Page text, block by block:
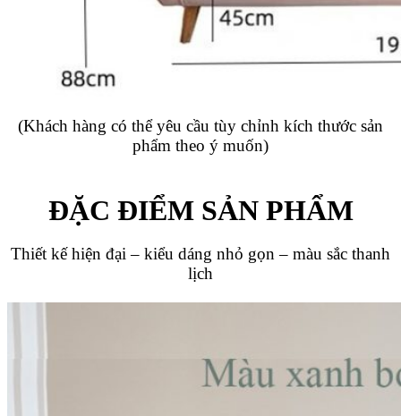
(Khách hàng có thể yêu cầu tùy chỉnh kích thước sản
phẩm theo ý muốn)
ĐẶC ĐIỂM SẢN PHẨM
Thiết kế hiện đại – kiểu dáng nhỏ gọn – màu sắc thanh
lịch